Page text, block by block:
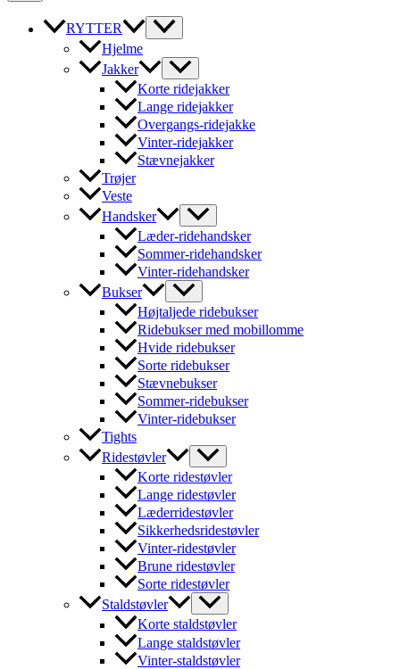
RYTTER
Hjelme
Jakker
Korte ridejakker
Lange ridejakker
Overgangs-ridejakke
Vinter-ridejakker
Stævnejakker
Trøjer
Veste
Handsker
Læder-ridehandsker
Sommer-ridehandsker
Vinter-ridehandsker
Bukser
Højtaljede ridebukser
Ridebukser med mobillomme
Hvide ridebukser
Sorte ridebukser
Stævnebukser
Sommer-ridebukser
Vinter-ridebukser
Tights
Ridestøvler
Korte ridestøvler
Lange ridestøvler
Læderridestøvler
Sikkerhedsridestøvler
Vinter-ridestøvler
Brune ridestøvler
Sorte ridestøvler
Staldstøvler
Korte staldstøvler
Lange staldstøvler
Vinter-staldstøvler